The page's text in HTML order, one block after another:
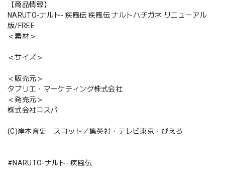
【商品情報】
NARUTO-ナルト- 疾風伝 疾風伝 ナルトハチガネ リニューアル
版/FREE
＜素材＞
＜サイズ＞
＜販売元＞
タブリエ・マーケティング株式会社
＜発売元＞
株式会社コスパ
(C)岸本斉史 スコット／集英社・テレビ東京・ぴえろ
#NARUTO-ナルト- 疾風伝